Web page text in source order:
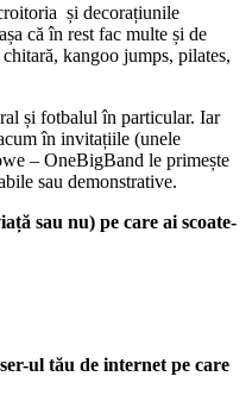
și decorațiunile
că în rest fac multe și de
kangoo jumps, pilates,
și fotbalul în particular. Iar
în invitațiile (unele
– OneBigBand le primește
sau demonstrative.
sau nu) pe care ai scoate-
ul tău de internet pe care